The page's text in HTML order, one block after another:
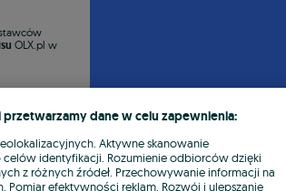
OLX.pl w
przetwarzamy dane w celu zapewnienia:
Aktywne skanowanie
celów identyfikacji. Rozumienie odbiorców dzięki
z różnych źródeł. Przechowywanie informacji na
Pomiar efektywności reklam. Rozwój i ulepszanie